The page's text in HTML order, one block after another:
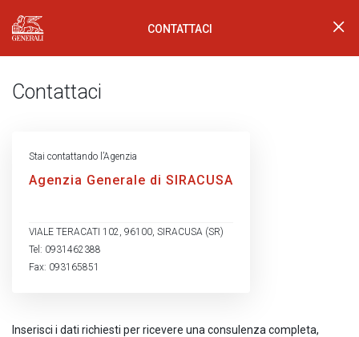
Generali Logo CONTATTACI
Contattaci
Inserisci i dati richiesti per ricevere una consulenza completa,
Stai contattando l’Agenzia
Agenzia Generale di SIRACUSA
VIALE TERACATI 102, 96100, SIRACUSA (SR)
Tel: 0931462388
Fax: 093165851